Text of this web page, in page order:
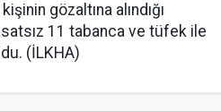
gözaltına alındığı
11 tabanca ve tüfek ile
(İLKHA)